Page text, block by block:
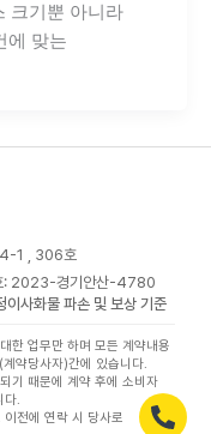
크기뿐 아니라
에 맞는
1 , 306호
: 2023-경기안산-4780
이사화물 파손 및 보상 기준
한 업무만 하며 모든 계약내용
약당사자)간에 있습니다.
기 때문에 계약 후에 소비자
다.
전에 연락 시 당사로